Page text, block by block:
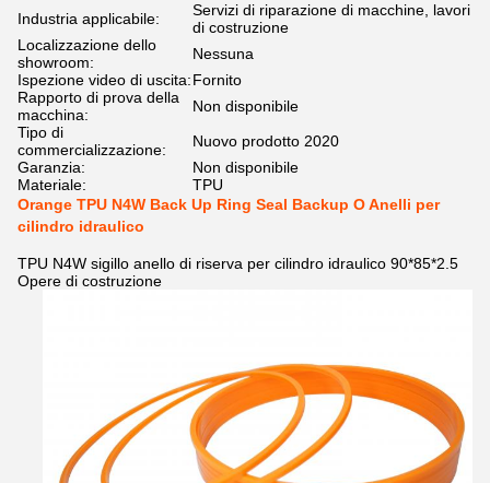
Industria applicabile:
Servizi di riparazione di macchine, lavori
di costruzione
Localizzazione dello
showroom:
Nessuna
Ispezione video di uscita:Fornito
Rapporto di prova della
macchina:
Non disponibile
Tipo di
commercializzazione:
Nuovo prodotto 2020
Garanzia:
Non disponibile
Materiale:
TPU
Orange TPU N4W Back Up Ring Seal Backup O Anelli per
cilindro idraulico
TPU N4W sigillo anello di riserva per cilindro idraulico 90*85*2.5
Opere di costruzione